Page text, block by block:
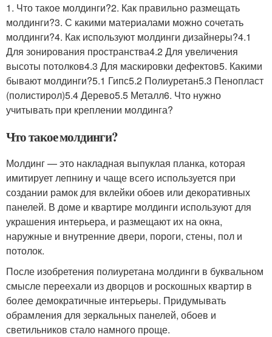
1. Что такое молдинги?2. Как правильно размещать
молдинги?3. С какими материалами можно сочетать
молдинги?4. Как используют молдинги дизайнеры?4.1
Для зонирования пространства4.2 Для увеличения
высоты потолков4.3 Для маскировки дефектов5. Какими
бывают молдинги?5.1 Гипс5.2 Полиуретан5.3 Пенопласт
(полистирол)5.4 Дерево5.5 Металл6. Что нужно
учитывать при креплении молдинга?
Что такое молдинги?
Молдинг — это накладная выпуклая планка, которая
имитирует лепнину и чаще всего используется при
создании рамок для вклейки обоев или декоративных
панелей. В доме и квартире молдинги используют для
украшения интерьера, и размещают их на окна,
наружные и внутренние двери, пороги, стены, пол и
потолок.
После изобретения полиуретана молдинги в буквальном
смысле переехали из дворцов и роскошных квартир в
более демократичные интерьеры. Придумывать
обрамления для зеркальных панелей, обоев и
светильников стало намного проще.